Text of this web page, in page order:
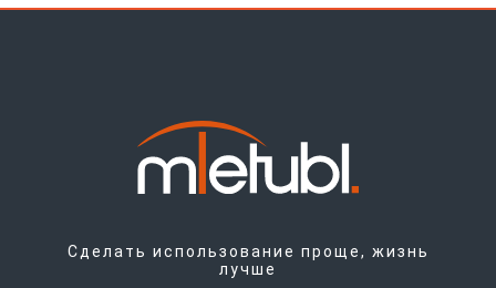
Сделать использование проще, жизнь
лучше